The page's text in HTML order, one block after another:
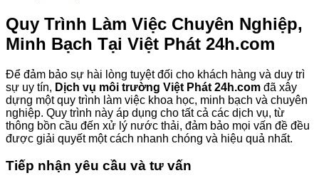
Quy Trình Làm Việc Chuyên Nghiệp,
Minh Bạch Tại Việt Phát 24h.com
Để đảm bảo sự hài lòng tuyệt đối cho khách hàng và duy trì
sự uy tín, Dịch vụ môi trường Việt Phát 24h.com đã xây
dựng một quy trình làm việc khoa học, minh bạch và chuyên
nghiệp. Quy trình này áp dụng cho tất cả các dịch vụ, từ
thông bồn cầu đến xử lý nước thải, đảm bảo mọi vấn đề đều
được giải quyết một cách nhanh chóng và hiệu quả nhất.
Tiếp nhận yêu cầu và tư vấn